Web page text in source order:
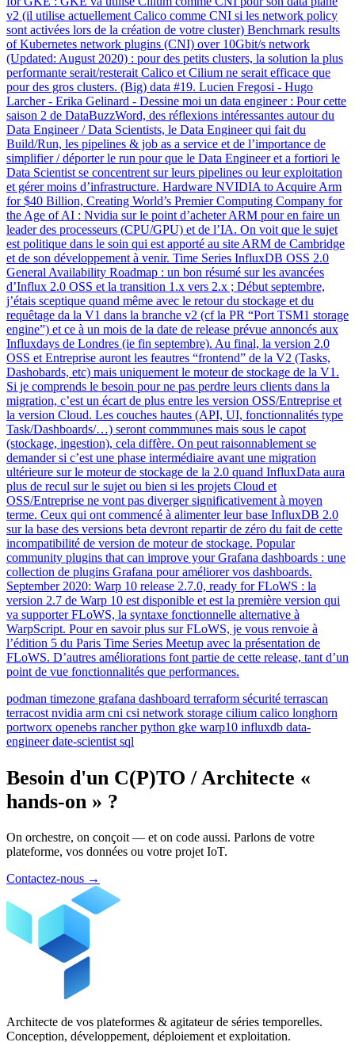
v2 (il utilise actuellement Calico comme CNI si les network policy
sont activées lors de la création de votre cluster) Benchmark results
of Kubernetes network plugins (CNI) over 10Gbit/s network
(Updated: August 2020) : pour des petits clusters, la solution la plus
performante serait/resterait Calico et Cilium ne serait efficace que
pour des gros clusters. (Big) data #19. Lucien Fregosi - Hugo
Larcher - Erika Gelinard - Dessine moi un data engineer : Pour cette
saison 2 de DataBuzzWord, des réflexions intéressantes autour du
Data Engineer / Data Scientists, le Data Engineer qui fait du
Build/Run, les pipelines & job as a service et de l’importance de
simplifier / déporter le run pour que le Data Engineer et a fortiori le
Data Scientist se concentrent sur leurs pipelines ou leur exploitation
et gérer moins d’infrastructure. Hardware NVIDIA to Acquire Arm
for $40 Billion, Creating World’s Premier Computing Company for
the Age of AI : Nvidia sur le point d’acheter ARM pour en faire un
leader des processeurs (CPU/GPU) et de l’IA. On voit que le sujet
est politique dans le soin qui est apporté au site ARM de Cambridge
et de son développement à venir. Time Series InfluxDB OSS 2.0
General Availability Roadmap : un bon résumé sur les avancées
d’Influx 2.0 OSS et la transition 1.x vers 2.x ; Début septembre,
j’étais sceptique quand même avec le retour du stockage et du
requêtage da la V1 dans la branche v2 (cf la PR “Port TSM1 storage
engine”) et ce à un mois de la date de release prévue annoncés aux
Influxdays de Londres (ie fin septembre). Au final, la version 2.0
OSS et Entreprise auront les feautres “frontend” de la V2 (Tasks,
Dashobards, etc) mais uniquement le moteur de stockage de la V1.
Si je comprends le besoin pour ne pas perdre leurs clients dans la
migration, c’est un écart de plus entre les version OSS/Entreprise et
la version Cloud. Les couches hautes (API, UI, fonctionnalités type
Task/Dashboards/…) seront commmunes mais sous le capot
(stockage, ingestion), cela diffère. On peut raisonnablement se
demander si c’est une phase intermédiaire avant une migration
ultérieure sur le moteur de stockage de la 2.0 quand InfluxData aura
plus de recul sur le sujet ou bien si les projets Cloud et
OSS/Entreprise ne vont pas diverger significativement à moyen
terme. Ceux qui ont commencé à alimenter leur base InfluxDB 2.0
sur la base des versions beta devront repartir de zéro du fait de cette
incompatibilité de version de moteur de stockage. Popular
community plugins that can improve your Grafana dashboards : une
collection de plugins Grafana pour améliorer vos dashboards.
September 2020: Warp 10 release 2.7.0, ready for FLoWS : la
version 2.7 de Warp 10 est disponible et est la première version qui
va supporter FLoWS, la syntaxe fonctionnelle alternative à
WarpScript. Pour en savoir plus sur FLoWS, je vous renvoie à
l’édition 5 du Paris Time Series Meetup avec la présentation de
FLoWS. D’autres améliorations font partie de cette release, tant d’un
point de vue fonctionnalités que performances.
podman timezone grafana dashboard terraform sécurité terrascan
terracost nvidia arm cni csi network storage cilium calico longhorn
portworx openebs rancher python gke warp10 influxdb data-
engineer date-scientist sql
Besoin d'un C(P)TO / Architecte «
hands-on » ?
On orchestre, on conçoit — et on code aussi. Parlons de votre
plateforme, vos données ou votre projet IoT.
Contactez-nous →
Architecte de vos plateformes & agitateur de séries temporelles.
Conception, développement, déploiement et exploitation.